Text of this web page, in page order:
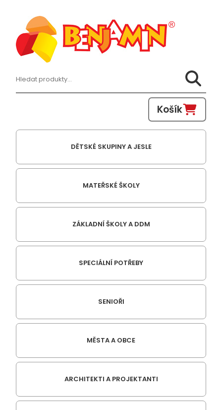
Hledat:
Košík
DĚTSKÉ SKUPINY A JESLE
MATEŘSKÉ ŠKOLY
ZÁKLADNÍ ŠKOLY A DDM
SPECIÁLNÍ POTŘEBY
SENIOŘI
MĚSTA A OBCE
ARCHITEKTI A PROJEKTANTI